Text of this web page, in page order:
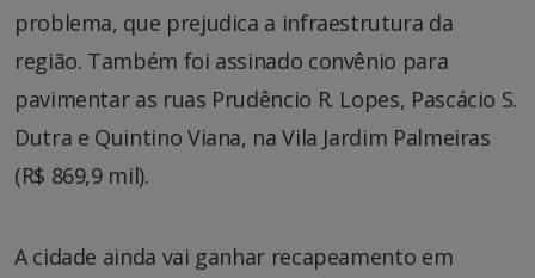
problema, que prejudica a infraestrutura da
região. Também foi assinado convênio para
pavimentar as ruas Prudêncio R. Lopes, Pascácio S.
Dutra e Quintino Viana, na Vila Jardim Palmeiras
(R$ 869,9 mil).
A cidade ainda vai ganhar recapeamento em